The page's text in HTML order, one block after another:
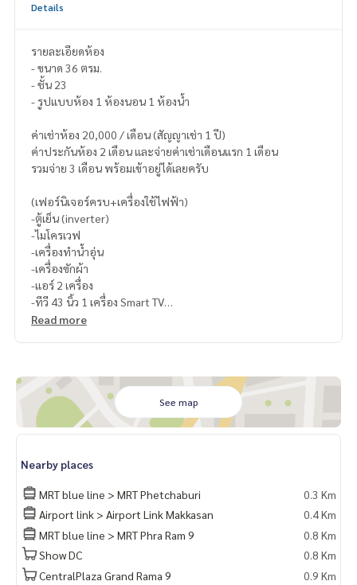
Details
รายละเอียดห้อง
- ขนาด 36 ตรม.
- ชั้น 23
- รูปแบบห้อง 1 ห้องนอน 1 ห้องน้ำ
ค่าเช่าห้อง 20,000 / เดือน (สัญญาเช่า 1 ปี)
ค่าประกันห้อง 2 เดือน และจ่ายค่าเช่าเดือนแรก 1 เดือน
รวมจ่าย 3 เดือน พร้อมเข้าอยู่ได้เลยครับ
(เฟอร์นิเจอร์ครบ+เครื่องใช้ไฟฟ้า)
-ตู้เย็น (inverter)
-ไมโครเวฟ
-เครื่องทำน้ำอุ่น
-เครื่องซักผ้า
-แอร์ 2 เครื่อง
-ทีวี 43 นิ้ว 1 เครื่อง Smart TV
-โซฟา
Read more
See map
Nearby places
MRT blue line > MRT Phetchaburi
0.3 Km
Airport link > Airport Link Makkasan
0.4 Km
MRT blue line > MRT Phra Ram 9
0.8 Km
Show DC
0.8 Km
CentralPlaza Grand Rama 9
0.9 Km